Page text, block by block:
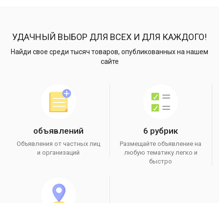
УДАЧНЫЙ ВЫБОР ДЛЯ ВСЕХ И ДЛЯ КАЖДОГО!
Найди свое среди тысяч товаров, опубликованных на нашем
сайте
объявлений
Объявления от частных лиц
и организаций
6 рубрик
Размещайте объявление на
любую тематику легко и
быстро